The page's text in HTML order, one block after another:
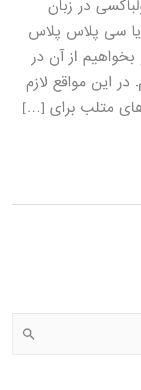
در زبان
سی پلاس پلاس
از آن در
این مواقع لازم
متلب برای […]